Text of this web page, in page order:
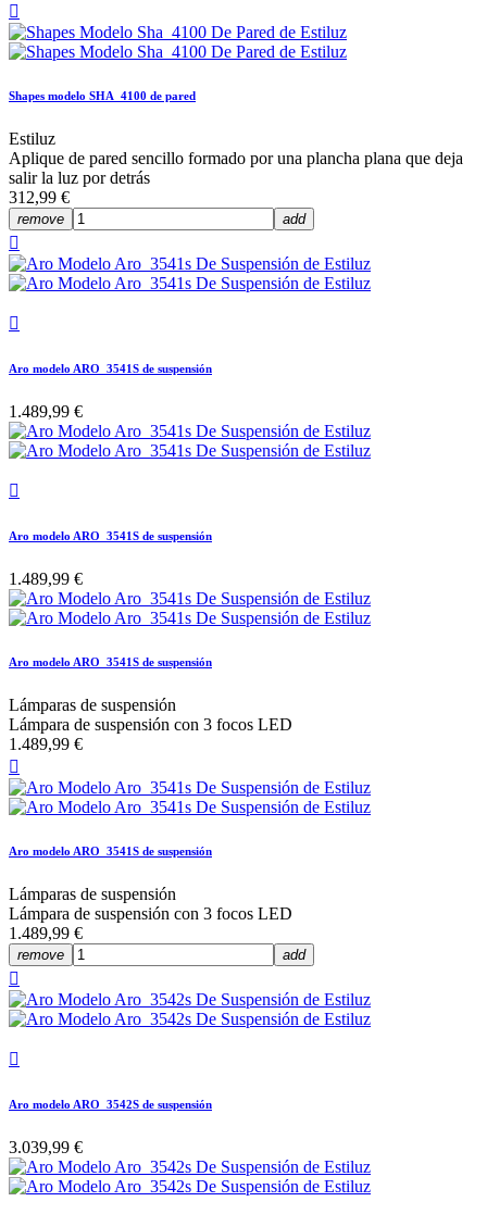

Shapes modelo SHA_4100 de pared
Estiluz
Aplique de pared sencillo formado por una plancha plana que deja
salir la luz por detrás
312,99 €
remove add


Aro modelo ARO_3541S de suspensión
1.489,99 €

Aro modelo ARO_3541S de suspensión
1.489,99 €
Aro modelo ARO_3541S de suspensión
Lámparas de suspensión
Lámpara de suspensión con 3 focos LED
1.489,99 €

Aro modelo ARO_3541S de suspensión
Lámparas de suspensión
Lámpara de suspensión con 3 focos LED
1.489,99 €
remove add


Aro modelo ARO_3542S de suspensión
3.039,99 €